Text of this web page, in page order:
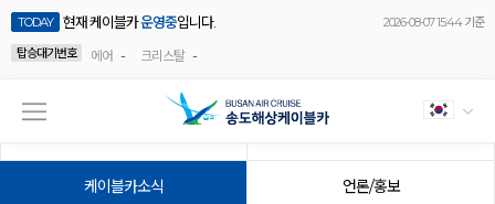
TODAY 현재 케이블카운영중입니다.
2026-08-07 15:44 기준
탑승대기번호
에어 - 크리스탈 -
케이블카소식 언론/홍보